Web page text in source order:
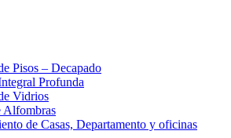
Pisos – Decapado
Profunda
Vidrios
Alfombras
de Casas, Departamento y oficinas